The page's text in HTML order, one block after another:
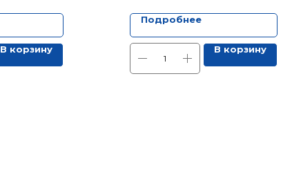
В корзину
Подробнее
В корзину